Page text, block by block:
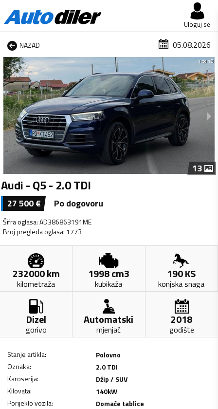
Uloguj se
NAZAD 05.08.2026
1 od 13
13
Audi - Q5 - 2.0 TDI
27 500€ Po dogovoru
Šifra oglasa:AD386863191ME
Broj pregleda oglasa: 1773
232000km
kilometraža
1998cm3
kubikaža
190KS
konjska snaga
Dizel
gorivo
Automatski
mjenjač
2018
godište
Stanje artikla:
Polovno
Oznaka:
2.0 TDI
Karoserija:
Džip / SUV
Kilovata: 140kW
Porijeklo vozila:
Domaće tablice